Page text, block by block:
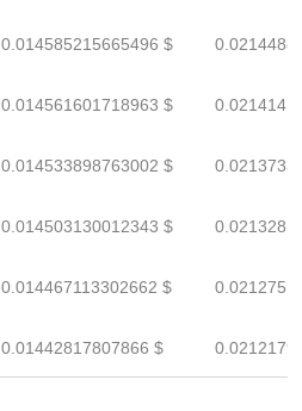
0.014585215665496 $
0.014561601718963 $
0.014533898763002 $
0.014503130012343 $
0.014467113302662 $
0.01442817807866 $